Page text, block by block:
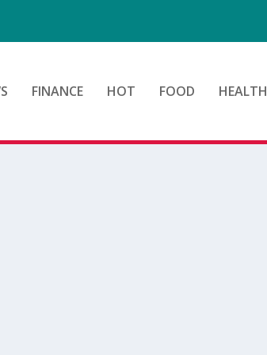
FINANCE HOT FOOD HEALTH